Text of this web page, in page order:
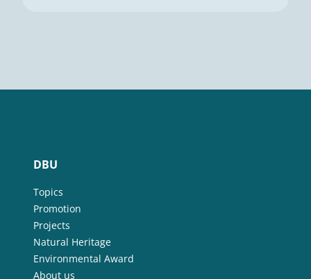
DBU
Topics
Promotion
Projects
Natural Heritage
Environmental Award
About us